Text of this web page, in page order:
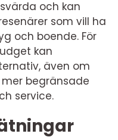
och kan
som vill ha
och boende. För
kan
även om
begränsade
service.